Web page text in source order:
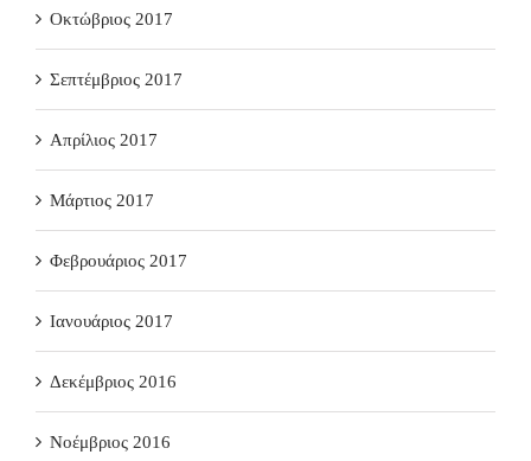
Οκτώβριος 2017
Σεπτέμβριος 2017
Απρίλιος 2017
Μάρτιος 2017
Φεβρουάριος 2017
Ιανουάριος 2017
Δεκέμβριος 2016
Νοέμβριος 2016